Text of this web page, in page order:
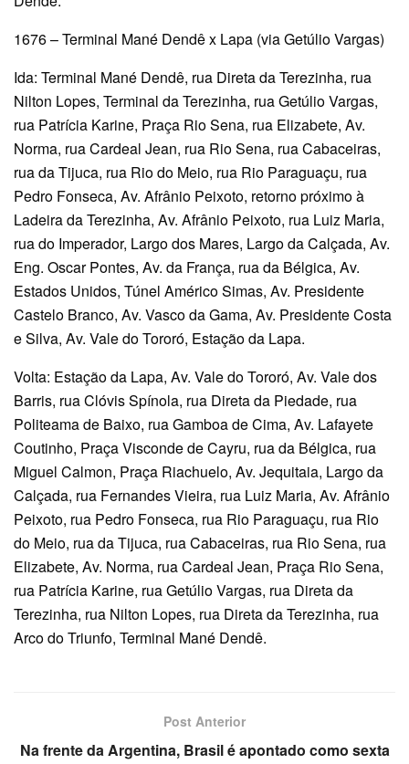
1676 – Terminal Mané Dendê x Lapa (via Getúlio Vargas)
Ida: Terminal Mané Dendê, rua Direta da Terezinha, rua
Nilton Lopes, Terminal da Terezinha, rua Getúlio Vargas,
rua Patrícia Karine, Praça Rio Sena, rua Elizabete, Av.
Norma, rua Cardeal Jean, rua Rio Sena, rua Cabaceiras,
rua da Tijuca, rua Rio do Meio, rua Rio Paraguaçu, rua
Pedro Fonseca, Av. Afrânio Peixoto, retorno próximo à
Ladeira da Terezinha, Av. Afrânio Peixoto, rua Luiz Maria,
rua do Imperador, Largo dos Mares, Largo da Calçada, Av.
Eng. Oscar Pontes, Av. da França, rua da Bélgica, Av.
Estados Unidos, Túnel Américo Simas, Av. Presidente
Castelo Branco, Av. Vasco da Gama, Av. Presidente Costa
e Silva, Av. Vale do Tororó, Estação da Lapa.
Volta: Estação da Lapa, Av. Vale do Tororó, Av. Vale dos
Barris, rua Clóvis Spínola, rua Direta da Piedade, rua
Politeama de Baixo, rua Gamboa de Cima, Av. Lafayete
Coutinho, Praça Visconde de Cayru, rua da Bélgica, rua
Miguel Calmon, Praça Riachuelo, Av. Jequitaia, Largo da
Calçada, rua Fernandes Vieira, rua Luiz Maria, Av. Afrânio
Peixoto, rua Pedro Fonseca, rua Rio Paraguaçu, rua Rio
do Meio, rua da Tijuca, rua Cabaceiras, rua Rio Sena, rua
Elizabete, Av. Norma, rua Cardeal Jean, Praça Rio Sena,
rua Patrícia Karine, rua Getúlio Vargas, rua Direta da
Terezinha, rua Nilton Lopes, rua Direta da Terezinha, rua
Arco do Triunfo, Terminal Mané Dendê.
Post Anterior
Na frente da Argentina, Brasil é apontado como sexta